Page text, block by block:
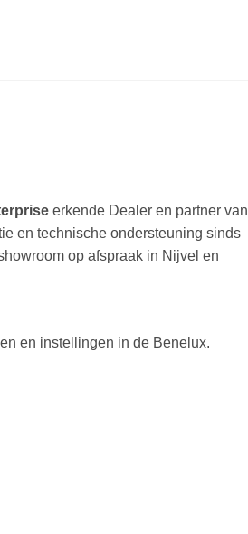
erkende Dealer en partner van
en technische ondersteuning sinds
op afspraak in Nijvel en
en instellingen in de Benelux.